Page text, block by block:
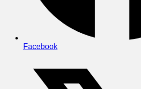
Facebook